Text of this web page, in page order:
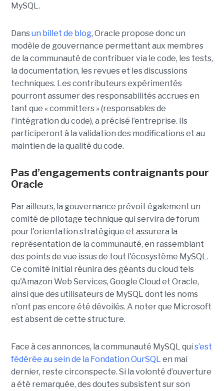
MySQL.
Dansun billet de blog, Oracle propose donc un
modèle de gouvernance permettant aux membres
de la communauté de contribuer via le code, les tests,
la documentation, les revues et les discussions
techniques. Les contributeurs expérimentés
pourront assumer des responsabilités accrues en
tant que « committers » (responsables de
l'intégration du code), a précisé l’entreprise. Ils
participeront à la validation des modifications et au
maintien de la qualité du code.
Pas d’engagements contraignants pour
Oracle
Par ailleurs, la gouvernance prévoit également un
comité de pilotage technique qui servira de forum
pour l'orientation stratégique et assurera la
représentation de la communauté, en rassemblant
des points de vue issus de tout l'écosystème MySQL.
Ce comité initial réunira des géants du cloud tels
qu'Amazon Web Services, Google Cloud et Oracle,
ainsi que des utilisateurs de MySQL dont les noms
n'ont pas encore été dévoilés. A noter que Microsoft
est absent de cette structure.
Face à ces annonces, la communauté MySQL qui s’est
fédérée au sein de la Fondation OurSQL en mai
dernier, reste circonspecte. Si la volonté d’ouverture
a été remarquée, des doutes subsistent sur son